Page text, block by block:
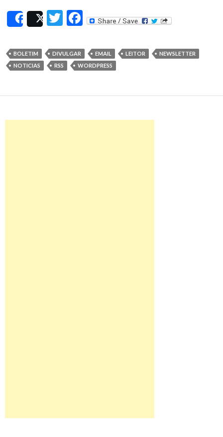
SharePostT
itt
er
F
e
b
o
BOLETIM DIVULGAR EMAIL LEITOR
NEWSLETTER
NOTICIAS
RSS WORDPRESS